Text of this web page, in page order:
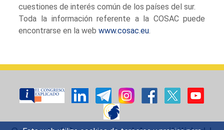
cuestiones de interés común de los países del sur.
Toda la información referente a la COSAC puede
encontrarse en la webwww.cosac.eu